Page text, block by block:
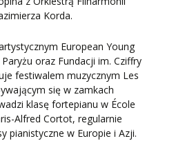
Korda.
European Young
oraz Fundacji im. Cziffry
festiwalem muzycznym Les
się w zamkach
klasę fortepianu w École
Alfred Cortot, regularnie
pianistyczne w Europie i Azji.